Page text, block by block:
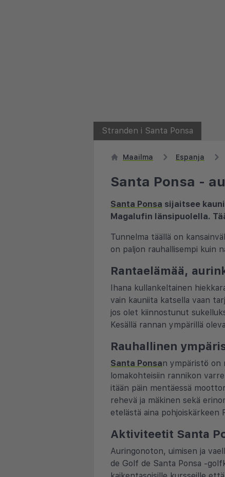
Stranden i Santa Ponsa
Maailma Espanja
Santa Ponsa -
Santa Ponsa sijaitsee
Magalufin länsipuolella.
Tunnelma täällä on
on paljon rauhallisempi kuin
Rantaelämää,
Ihana kullankeltainen
vain kauniita katsella vaan
jos olet kiinnostunut
Kesällä rannan ympärillä
Rauhallinen
Santa Ponsan ympäristö on
lomakohteisiin rannikon
itään päin mentäessä
rehevä ja mäkinen sekä
etelästä aina pohjoiskärkeen
Aktiviteetit Santa
Auringonoton, uimisen ja
de Golf de Santa Ponsa -